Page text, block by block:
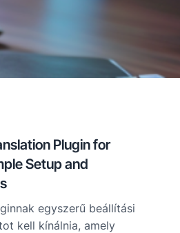
Plugin for
Setup and
egyszerű beállítási
kell kínálnia, amely